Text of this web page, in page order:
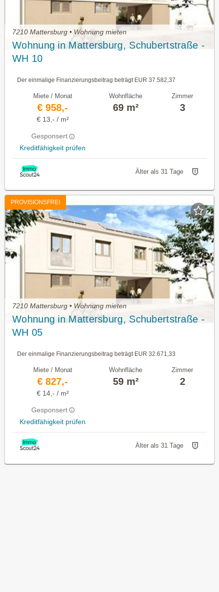
7210 Mattersburg • Wohnung mieten
Wohnung in Mattersburg, Schubertstraße -
WH 10
Der einmalige Finanzierungsbeitrag beträgt EUR 37.582,37
Miete / Monat
€ 958,-
€ 13,- / m²
Gesponsert
Kreditfähigkeit prüfen
Wohnfläche
69 m²
Zimmer
3
Älter als 31 Tage
PROVISIONSFREI
7210 Mattersburg • Wohnung mieten
Wohnung in Mattersburg, Schubertstraße -
WH 05
Der einmalige Finanzierungsbeitrag beträgt EUR 32.671,33
Miete / Monat
€ 827,-
€ 14,- / m²
Gesponsert
Kreditfähigkeit prüfen
Wohnfläche
59 m²
Zimmer
2
Älter als 31 Tage